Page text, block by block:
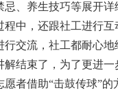
忌、养生技巧等展开
程中，还跟社工进行
行交流，社工都耐心
解结束了，为了更进
愿者借助“击鼓传球”的